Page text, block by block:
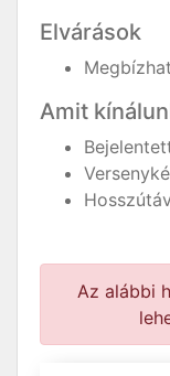
Elvárások
Amit
Az alábbi